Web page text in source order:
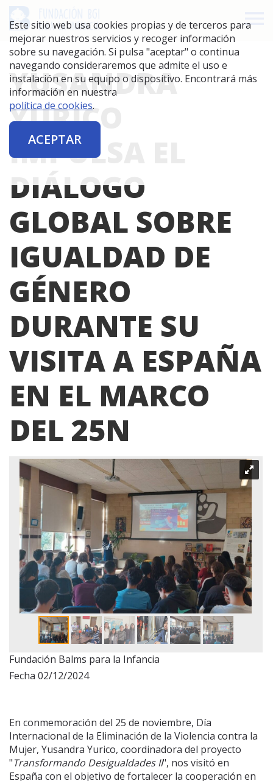
Este sitio web usa cookies propias y de terceros para
mejorar nuestros servicios y recoger información
sobre su navegación. Si pulsa "aceptar" o continua
navegando consideraremos que admite el uso e
instalación en su equipo o dispositivo. Encontrará más
información en nuestra
política de cookies.
ACEPTAR
YUSANDRA
YURICO
IMPULSA EL
DIÁLOGO
GLOBAL SOBRE
IGUALDAD DE
GÉNERO
DURANTE SU
VISITA A ESPAÑA
EN EL MARCO
DEL 25N
Fundación Balms para la Infancia
Fecha 02/12/2024
En conmemoración del 25 de noviembre, Día
Internacional de la Eliminación de la Violencia contra la
Mujer, Yusandra Yurico, coordinadora del proyecto
"Transformando Desigualdades II", nos visitó en
España con el objetivo de fortalecer la cooperación en